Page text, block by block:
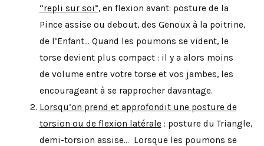
“repli sur soi”, en flexion avant: posture de la
Pince assise ou debout, des Genoux à la poitrine,
de l’Enfant… Quand les poumons se vident, le
torse devient plus compact : il y a alors moins
de volume entre votre torse et vos jambes, les
encourageant à se rapprocher davantage.
Lorsqu’on prend et approfondit une posture de
torsion ou de flexion latérale: posture du Triangle,
demi-torsion assise… Lorsque les poumons se